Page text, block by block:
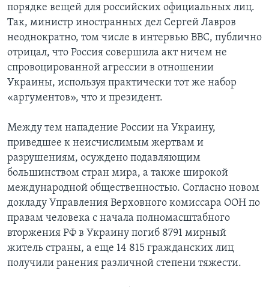
порядке вещей для российских официальных лиц.
Так, министр иностранных дел Сергей Лавров
неоднократно, том числе в интервью ВВС, публично
отрицал, что Россия совершила акт ничем не
спровоцированной агрессии в отношении
Украины, используя практически тот же набор
«аргументов», что и президент.
Между тем нападение России на Украину,
приведшее к неисчислимым жертвам и
разрушениям, осуждено подавляющим
большинством стран мира, а также широкой
международной общественностью. Согласно новом
докладу Управления Верховного комиссара ООН по
правам человека с начала полномасштабного
вторжения РФ в Украину погиб 8791 мирный
житель страны, а еще 14 815 гражданских лиц
получили ранения различной степени тяжести.